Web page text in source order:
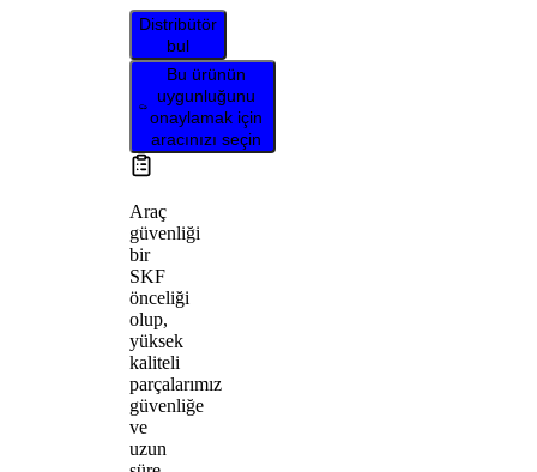
Distribütör
bul
Bu ürünün
uygunluğunu
onaylamak için
aracınızı seçin
Araç
güvenliği
bir
SKF
önceliği
olup,
yüksek
kaliteli
parçalarımız
güvenliğe
ve
uzun